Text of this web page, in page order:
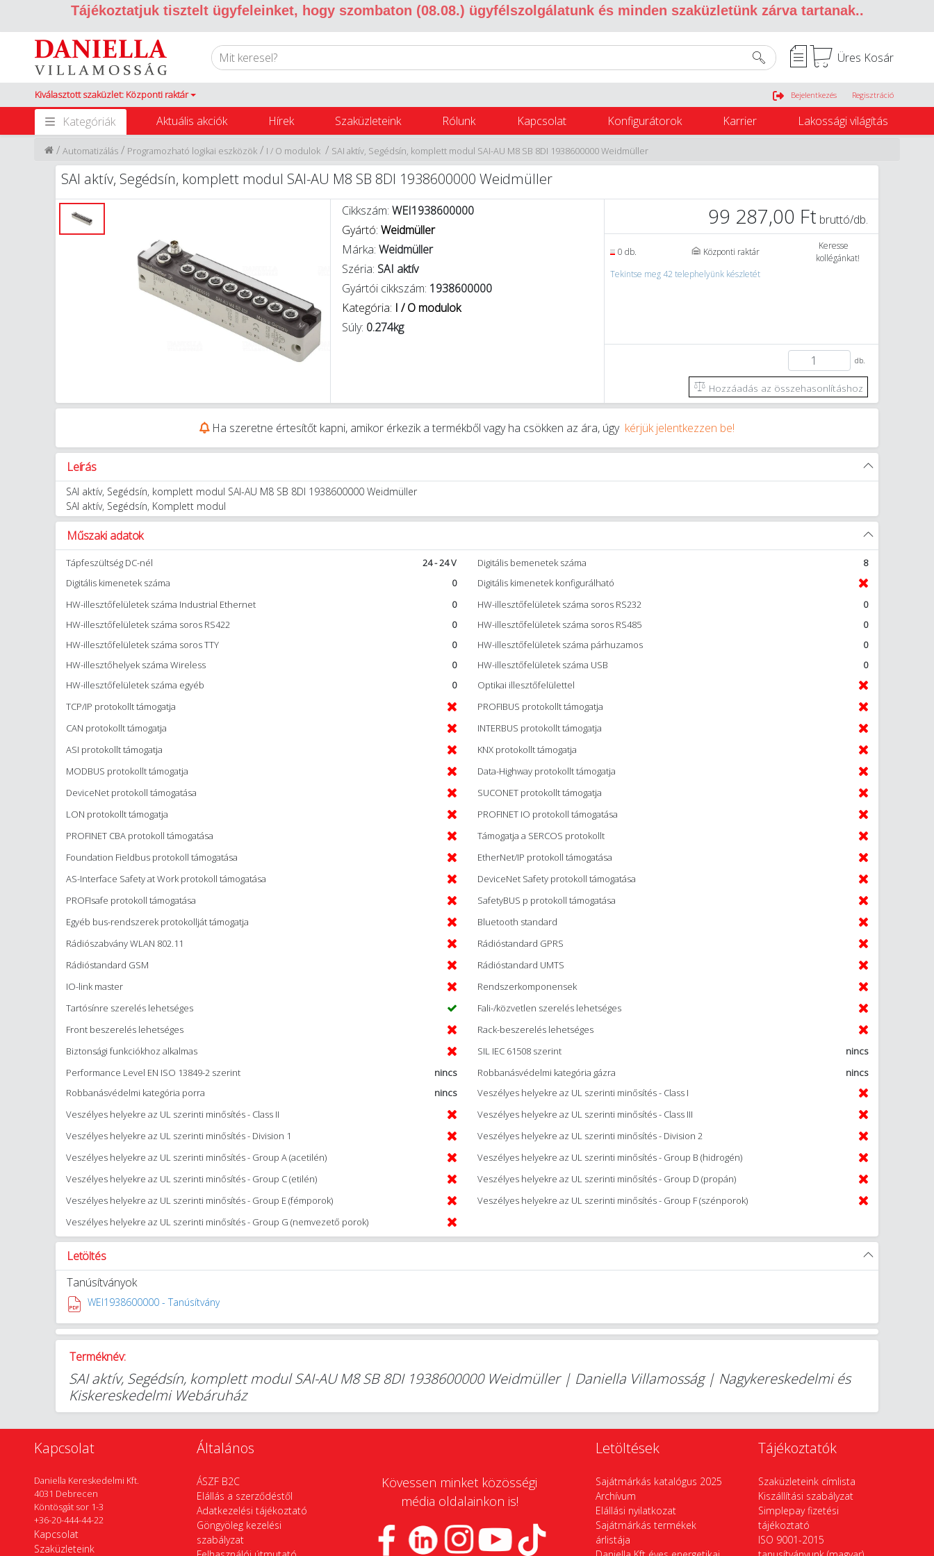
Tájékoztatjuk tisztelt ügyfeleinket, hogy szombaton (08.08.) ügyfélszolgálatunk és minden szaküzletünk zárva tartanak..
Üres Kosár
Kiválasztott szaküzlet: Központi raktár Belépés
Bejelentkezés Regisztráció
Kategóriák Aktuális akciók Hírek Szaküzleteink Rólunk Kapcsolat Konfigurátorok Karrier Lakossági világítás
SAI aktív, Segédsín, komplett modul SAI-AU M8 SB 8DI 1938600000 Weidmüller
/
I / O modulok
/
Programozható logikai eszközök
/
Automatizálás
/
SAI aktív, Segédsín, komplett modul SAI-AU M8 SB 8DI 1938600000 Weidmüller
Cikkszám: WEI1938600000
Gyártó: Weidmüller
Márka: Weidmüller
Széria: SAI aktív
Gyártói cikkszám: 1938600000
Kategória: I / O modulok
Súly: 0.274kg
99 287,00 Ft bruttó/db.
0 db. Központi raktár
Keresse
kollégánkat!
Tekintse meg 42 telephelyünk készletét
db.
Hozzáadás az összehasonlításhoz
Ha szeretne értesítőt kapni, amikor érkezik a termékből vagy ha csökken az ára, úgy kérjük jelentkezzen be!
Leírás
SAI aktív, Segédsín, komplett modul SAI-AU M8 SB 8DI 1938600000 Weidmüller
SAI aktív, Segédsín, Komplett modul
Műszaki adatok
Tápfeszültség DC-nél 24 - 24 V Digitális bemenetek száma
8
Digitális kimenetek száma
0
Digitális kimenetek konfigurálható
HW-illesztőfelületek száma Industrial Ethernet
0 HW-illesztőfelületek száma soros RS232
0
HW-illesztőfelületek száma soros RS422
0 HW-illesztőfelületek száma soros RS485
0
HW-illesztőfelületek száma soros TTY
0 HW-illesztőfelületek száma párhuzamos
0
HW-illesztőhelyek száma Wireless
0 HW-illesztőfelületek száma USB
0
HW-illesztőfelületek száma egyéb
0
Optikai illesztőfelülettel
TCP/IP protokollt támogatja
PROFIBUS protokollt támogatja
CAN protokollt támogatja
INTERBUS protokollt támogatja
ASI protokollt támogatja
KNX protokollt támogatja
MODBUS protokollt támogatja
Data-Highway protokollt támogatja
DeviceNet protokoll támogatása
SUCONET protokollt támogatja
LON protokollt támogatja
PROFINET IO protokoll támogatása
PROFINET CBA protokoll támogatása
Támogatja a SERCOS protokollt
Foundation Fieldbus protokoll támogatása
EtherNet/IP protokoll támogatása
AS-Interface Safety at Work protokoll támogatása
DeviceNet Safety protokoll támogatása
PROFIsafe protokoll támogatása
SafetyBUS p protokoll támogatása
Egyéb bus-rendszerek protokollját támogatja
Bluetooth standard
Rádiószabvány WLAN 802.11
Rádióstandard GPRS
Rádióstandard GSM
Rádióstandard UMTS
IO-link master
Rendszerkomponensek
Tartósínre szerelés lehetséges
Fali-/közvetlen szerelés lehetséges
Front beszerelés lehetséges
Rack-beszerelés lehetséges
Biztonsági funkciókhoz alkalmas
SIL IEC 61508 szerint
nincs
Performance Level EN ISO 13849-2 szerint
nincs Robbanásvédelmi kategória gázra
nincs
Robbanásvédelmi kategória porra
nincs
Veszélyes helyekre az UL szerinti minősítés - Class I
Veszélyes helyekre az UL szerinti minősítés - Class II
Veszélyes helyekre az UL szerinti minősítés - Class III
Veszélyes helyekre az UL szerinti minősítés - Division 1
Veszélyes helyekre az UL szerinti minősítés - Division 2
Veszélyes helyekre az UL szerinti minősítés - Group A (acetilén)
Veszélyes helyekre az UL szerinti minősítés - Group B (hidrogén)
Veszélyes helyekre az UL szerinti minősítés - Group C (etilén)
Veszélyes helyekre az UL szerinti minősítés - Group D (propán)
Veszélyes helyekre az UL szerinti minősítés - Group E (fémporok)
Veszélyes helyekre az UL szerinti minősítés - Group F (szénporok)
Veszélyes helyekre az UL szerinti minősítés - Group G (nemvezető porok)
Letöltés
Tanúsítványok
WEI1938600000 - Tanúsítvány
Terméknév:
SAI aktív, Segédsín, komplett modul SAI-AU M8 SB 8DI 1938600000 Weidmüller | Daniella Villamosság | Nagykereskedelmi és
Kiskereskedelmi Webáruház
Kapcsolat
Daniella Kereskedelmi Kft.
4031 Debrecen
Köntösgát sor 1-3
+36-20-444-44-22
Kapcsolat
Szaküzleteink
Általános
ÁSZF B2C
Elállás a szerződéstől
Adatkezelési tájékoztató
Göngyöleg kezelési
szabályzat
Kövessen minket közösségi
média oldalainkon is!
Letöltések
Sajátmárkás katalógus 2025
Archívum
Elállási nyilatkozat
Sajátmárkás termékek
árlistája
Tájékoztatók
Szaküzleteink címlista
Kiszállítási szabályzat
Simplepay fizetési
tájékoztató
ISO 9001-2015